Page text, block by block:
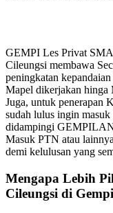
GEMPI Les Privat
Cileungsi membawa
peningkatan
Mapel dikerjakan hinga
Juga, untuk penerapan
sudah lulus ingin
didampingi
Masuk PTN atau
demi kelulusan yang
Mengapa Lebih
Cileungsi di